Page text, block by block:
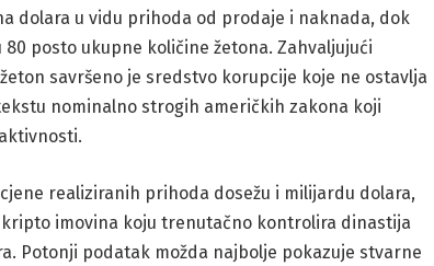
dolara u vidu prihoda od prodaje i naknada, dok
posto ukupne količine žetona. Zahvaljujući
savršeno je sredstvo korupcije koje ne ostavlja
nominalno strogih američkih zakona koji
realiziranih prihoda dosežu i milijardu dolara,
kripto imovina koju trenutačno kontrolira dinastija
Potonji podatak možda najbolje pokazuje stvarne